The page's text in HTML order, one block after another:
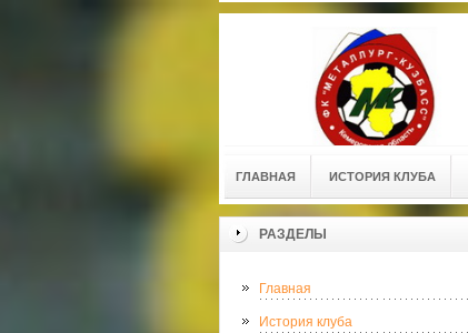
ГЛАВНАЯ ИСТОРИЯ КЛУБА
РАЗДЕЛЫ
Главная
История клуба